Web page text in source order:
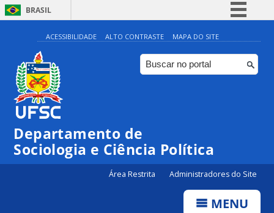
BRASIL
Simplifique!
Comunica BR
Participe
ACESSIBILIDADE ALTO CONTRASTE MAPA DO SITE
Departamento de
Sociologia e Ciência Política
Área Restrita Administradores do Site
MENU